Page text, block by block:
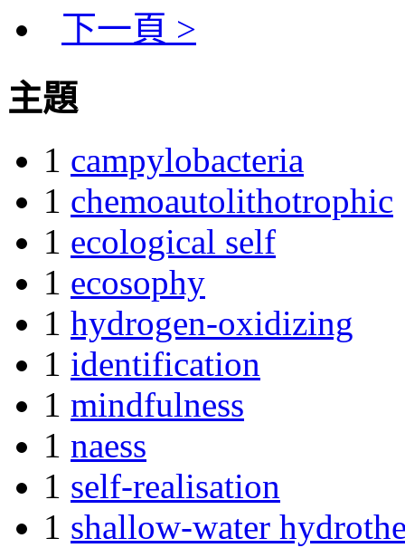
下一頁 >
主題
1 campylobacteria
1 chemoautolithotrophic
1 ecological self
1 ecosophy
1 hydrogen-oxidizing
1 identification
1 mindfulness
1 naess
1 self-realisation
1 shallow-water